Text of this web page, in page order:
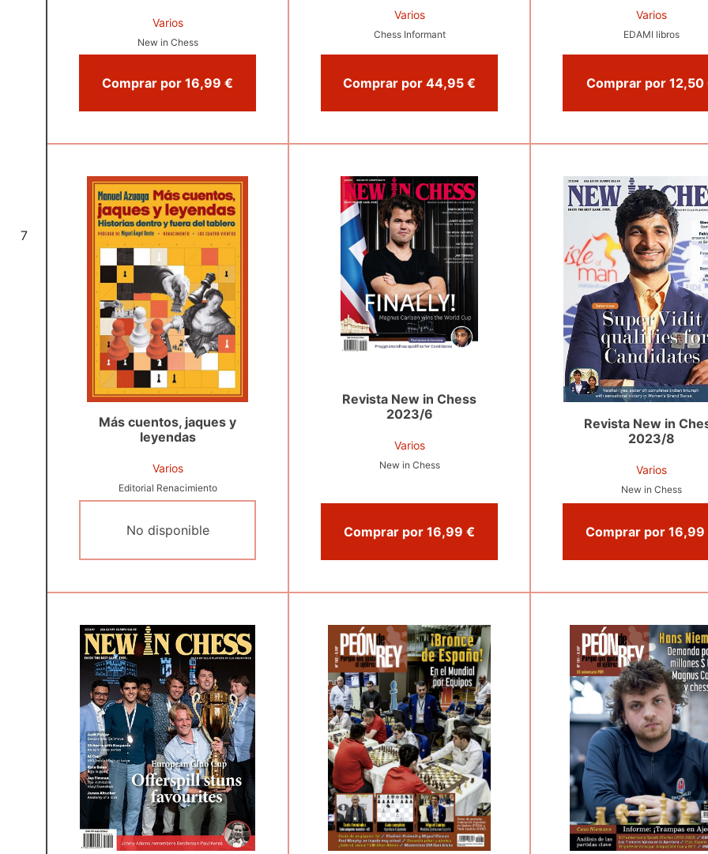
7
Varios
New in Chess
Comprar por 16,99 €
Varios
Chess Informant
Comprar por 44,95 €
Varios
EDAMI libros
Más cuentos, jaques y
leyendas
Varios
Editorial Renacimiento
No disponible
Revista New in Chess
2023/6
Varios
New in Chess
Comprar por 16,99 €
Revista New in
2023/8
Varios
New in Chess